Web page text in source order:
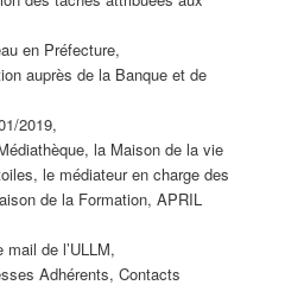
en Préfecture,
auprès de la Banque et de
2019,
la Maison de la vie
le médiateur en charge des
de la Formation, APRIL
de l’ULLM,
Adhérents, Contacts